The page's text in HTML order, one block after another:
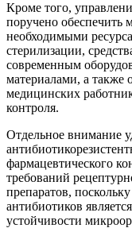
Кроме того,
поручено обеспечить
необходимыми
стерилизации,
современным
материалами, а также
медицинских
контроля.
Отдельное внимание
фармацевтического
требований
препаратов,
антибиотиков
устойчивости